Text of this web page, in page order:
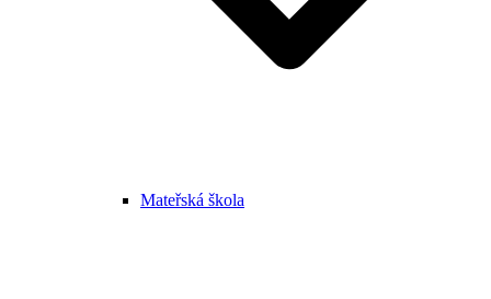
Mateřská škola